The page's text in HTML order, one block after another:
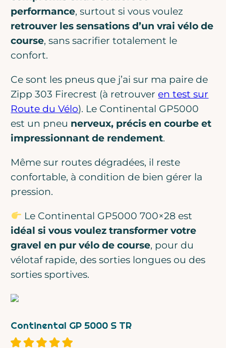
performance, surtout si vous voulez
retrouver les sensations d’un vrai vélo de
course, sans sacrifier totalement le
confort.
Ce sont les pneus que j’ai sur ma paire de
Zipp 303 Firecrest (à retrouver en test sur
Route du Vélo). Le Continental GP5000
est un pneu nerveux, précis en courbe et
impressionnant de rendement.
Même sur routes dégradées, il reste
confortable, à condition de bien gérer la
pression.
Le Continental GP5000 700×28 est
idéal si vous voulez transformer votre
gravel en pur vélo de course, pour du
vélotaf rapide, des sorties longues ou des
sorties sportives.
Continental GP 5000 S TR